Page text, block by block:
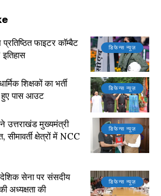
डिफेन्स न्यूज़
फाइटर कॉम्बैट
डिफेन्स न्यूज़
शिक्षकों का भर्ती
हुए पास आउट
डिफेन्स न्यूज़
उत्तराखंड मुख्यमंत्री
क्षेत्रों में NCC
डिफेन्स न्यूज़
सेना पर संसदीय
अध्यक्षता की